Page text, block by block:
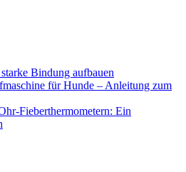
Bindung aufbauen
für Hunde – Anleitung zum
Fieberthermometern: Ein